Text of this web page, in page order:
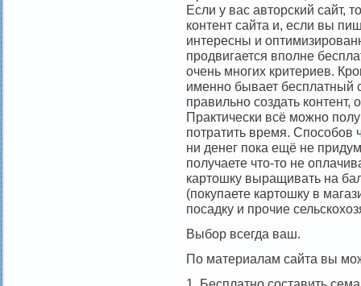
Если у вас авторский сайт,
контент сайта и, если вы
интересны и
продвигается вполне
очень многих критериев.
именно бывает бесплатный
правильно создать контент,
Практически всё можно
потратить время. Способов
ни денег пока ещё не
получаете что-то не
картошку выращивать на
(покупаете картошку в
посадку и прочие
Выбор всегда ваш.
По материалам сайта вы